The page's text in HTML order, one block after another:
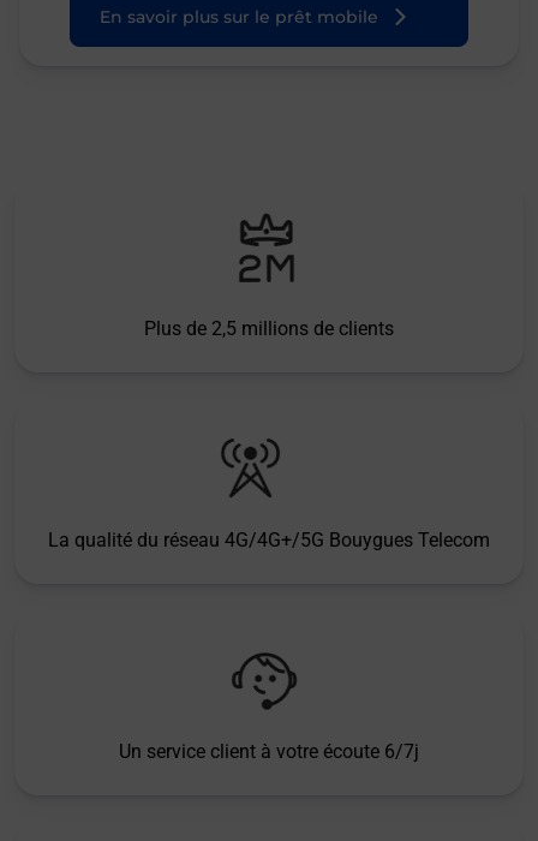
En savoir plus sur le prêt mobile
Plus de 2,5 millions de clients
La qualité du réseau 4G/4G+/5G Bouygues Telecom
Un service client à votre écoute 6/7j